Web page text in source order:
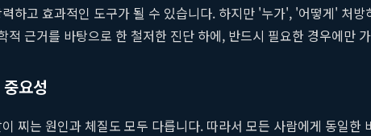
하고 효과적인 도구가 될 수 있습니다. 하지만 '누가', '어떻게' 처
적 근거를 바탕으로 한 철저한 진단 하에, 반드시 필요한 경우에만
요성
찌는 원인과 체질도 모두 다릅니다. 따라서 모든 사람에게 동일